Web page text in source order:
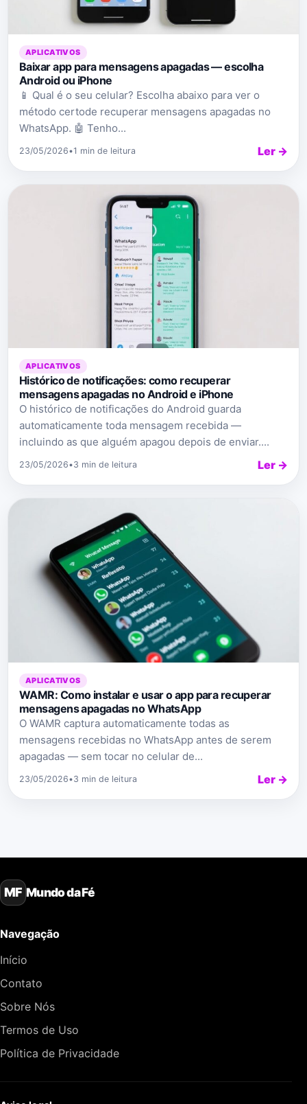
APLICATIVOS
Baixar app para mensagens apagadas — escolha
Android ou iPhone
📱 Qual é o seu celular? Escolha abaixo para ver o
método certode recuperar mensagens apagadas no
WhatsApp. 🤖 Tenho...
23/05/2026•1 min de leitura Ler →
APLICATIVOS
Histórico de notificações: como recuperar
mensagens apagadas no Android e iPhone
O histórico de notificações do Android guarda
automaticamente toda mensagem recebida —
incluindo as que alguém apagou depois de enviar....
23/05/2026•3 min de leitura Ler →
APLICATIVOS
WAMR: Como instalar e usar o app para recuperar
mensagens apagadas no WhatsApp
O WAMR captura automaticamente todas as
mensagens recebidas no WhatsApp antes de serem
apagadas — sem tocar no celular de...
23/05/2026•3 min de leitura Ler →
MF Mundo da Fé
Navegação
Início
Contato
Sobre Nós
Termos de Uso
Política de Privacidade